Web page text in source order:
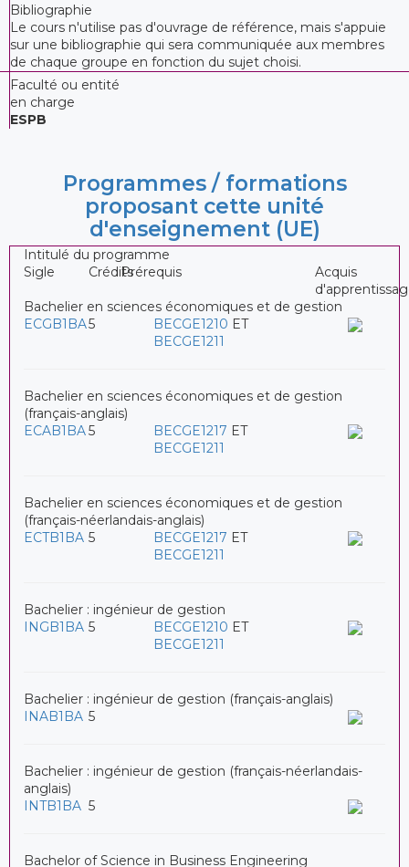
Bibliographie
Le cours n'utilise pas d'ouvrage de référence, mais s'appuie
sur une bibliographie qui sera communiquée aux membres
de chaque groupe en fonction du sujet choisi.
Faculté ou entité
en charge
ESPB
Programmes / formations
proposant cette unité
d'enseignement (UE)
Intitulé du programme
Sigle
CréditsPrérequis
Acquis
Bachelier en sciences économiques et de gestion
ECGB1BA5 BECGE1210 ET
BECGE1211
Bachelier en sciences économiques et de gestion
(français-anglais)
ECAB1BA5 BECGE1217 ET
BECGE1211
Bachelier en sciences économiques et de gestion
(français-néerlandais-anglais)
ECTB1BA 5 BECGE1217 ET
BECGE1211
Bachelier : ingénieur de gestion
INGB1BA 5 BECGE1210 ET
BECGE1211
Bachelier : ingénieur de gestion (français-anglais)
INAB1BA 5
Bachelier : ingénieur de gestion (français-néerlandais-
anglais)
INTB1BA 5
Bachelor of Science in Business Engineering